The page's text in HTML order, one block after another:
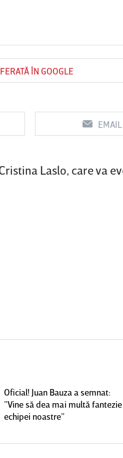
ÎN GOOGLE
EMAIL
Laslo, care va
Oficial! Juan Bauza a semnat:
”Vine să dea mai multă fantezie
echipei noastre”
Arad
Vs
Rapid